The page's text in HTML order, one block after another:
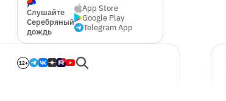
Слушайте
Серебряный
дождь
App Store
Google Play
Telegram App
12+